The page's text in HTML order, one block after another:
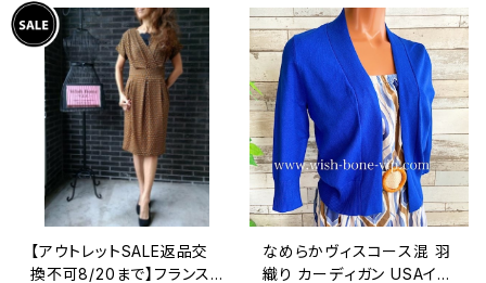
【アウトレットSALE返品交
換不可8/20まで】フランス
なめらかヴィスコース混 羽
織り カーディガン USAイン